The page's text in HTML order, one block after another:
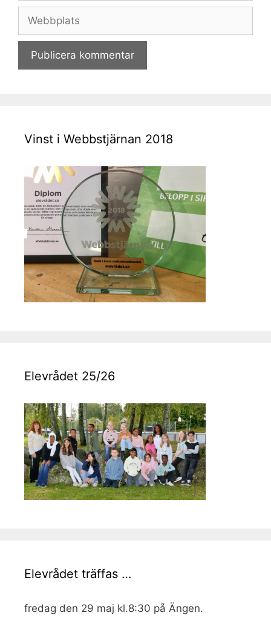
Webbplats
Vinst i Webbstjärnan 2018
Elevrådet 25/26
Elevrådet träffas …
fredag den 29 maj kl.8:30 på Ängen.